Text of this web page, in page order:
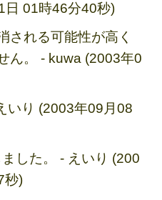
日 01時46分40秒)
される可能性が高く
ん。 - kuwa (2003年0
いり (2003年09月08
した。 - えいり (200
秒)